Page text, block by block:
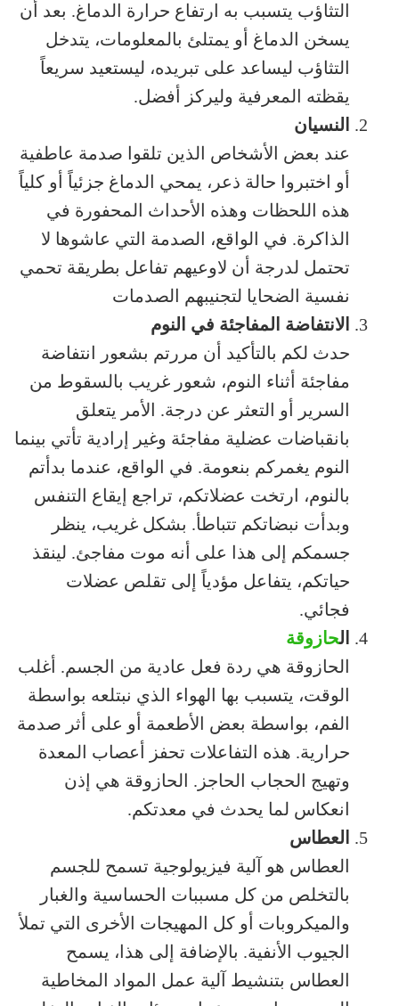
التثاؤب يتسبب به ارتفاع حرارة الدماغ. بعد أن
يسخن الدماغ أو يمتلئ بالمعلومات، يتدخل
التثاؤب ليساعد على تبريده، ليستعيد سريعاً
يقظته المعرفية وليركز أفضل.
النسيان
عند بعض الأشخاص الذين تلقوا صدمة عاطفية
أو اختبروا حالة ذعر، يمحي الدماغ جزئياً أو كلياً
هذه اللحظات وهذه الأحداث المحفورة في
الذاكرة. في الواقع، الصدمة التي عاشوها لا
تحتمل لدرجة أن لاوعيهم تفاعل بطريقة تحمي
نفسية الضحايا لتجنيبهم الصدمات
الانتفاضة المفاجئة في النوم
حدث لكم بالتأكيد أن مررتم بشعور انتفاضة
مفاجئة أثناء النوم، شعور غريب بالسقوط من
السرير أو التعثر عن درجة. الأمر يتعلق
بانقباضات عضلية مفاجئة وغير إرادية تأتي بينما
النوم يغمركم بنعومة. في الواقع، عندما بدأتم
بالنوم، ارتخت عضلاتكم، تراجع إيقاع التنفس
وبدأت نبضاتكم تتباطأ. بشكل غريب، ينظر
جسمكم إلى هذا على أنه موت مفاجئ. لينقذ
حياتكم، يتفاعل مؤدياً إلى تقلص عضلات
فجائي.
الحازوقة
الحازوقة هي ردة فعل عادية من الجسم. أغلب
الوقت، يتسبب بها الهواء الذي نبتلعه بواسطة
الفم، بواسطة بعض الأطعمة أو على أثر صدمة
حرارية. هذه التفاعلات تحفز أعصاب المعدة
وتهيج الحجاب الحاجز. الحازوقة هي إذن
انعكاس لما يحدث في معدتكم.
العطاس
العطاس هو آلية فيزيولوجية تسمح للجسم
بالتخلص من كل مسببات الحساسية والغبار
والميكروبات أو كل المهيجات الأخرى التي تملأ
الجيوب الأنفية. بالإضافة إلى هذا، يسمح
العطاس بتنشيط آلية عمل المواد المخاطية